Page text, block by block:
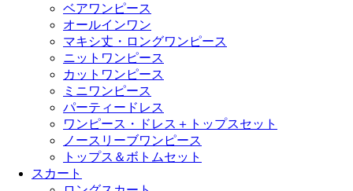
ベアワンピース
オールインワン
マキシ丈・ロングワンピース
ニットワンピース
カットワンピース
ミニワンピース
パーティードレス
ワンピース・ドレス＋トップスセット
ノースリーブワンピース
トップス＆ボトムセット
スカート